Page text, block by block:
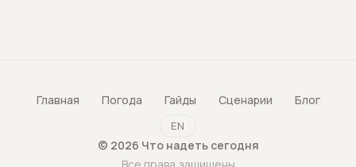
Главная Погода Гайды Сценарии Блог
EN
© 2026 Что надеть сегодня